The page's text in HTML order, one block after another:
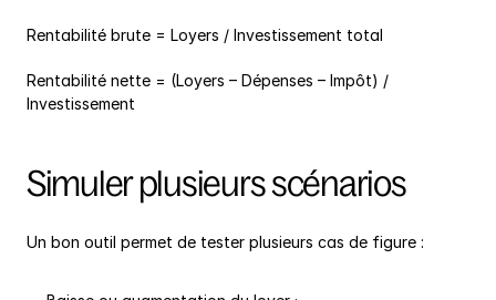
Rentabilité brute = Loyers / Investissement total
Rentabilité nette = (Loyers – Dépenses – Impôt) /
Investissement
Simuler plusieurs scénarios
Un bon outil permet de tester plusieurs cas de figure :